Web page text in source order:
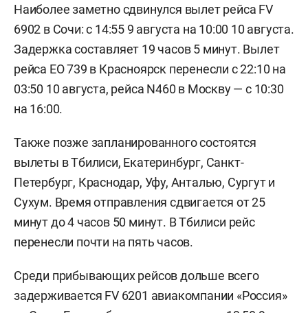
Наиболее заметно сдвинулся вылет рейса FV
6902 в Сочи: с 14:55 9 августа на 10:00 10 августа.
Задержка составляет 19 часов 5 минут. Вылет
рейса EO 739 в Красноярск перенесли с 22:10 на
03:50 10 августа, рейса N460 в Москву — с 10:30
на 16:00.
Также позже запланированного состоятся
вылеты в Тбилиси, Екатеринбург, Санкт-
Петербург, Краснодар, Уфу, Анталью, Сургут и
Сухум. Время отправления сдвигается от 25
минут до 4 часов 50 минут. В Тбилиси рейс
перенесли почти на пять часов.
Среди прибывающих рейсов дольше всего
задерживается FV 6201 авиакомпании «Россия»